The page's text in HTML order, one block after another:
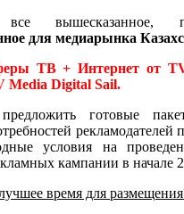
вышесказанное,
для медиарынка
TВ +Интернет от
Media Digital Sail.
готовые
рекламодателей
условия на
кампании в начале
время для